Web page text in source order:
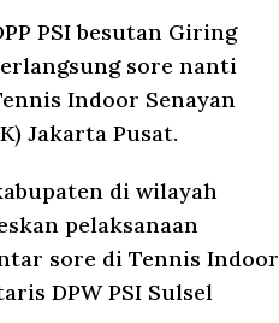
PSI besutan Giring
sore nanti
Indoor Senayan
Jakarta Pusat.
di wilayah
pelaksanaan
sore di Tennis Indoor
DPW PSI Sulsel